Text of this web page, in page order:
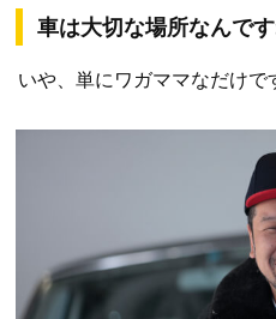
車は大切な場所なんです
いや、単にワガママなだけで